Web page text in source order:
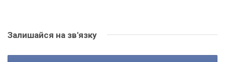
Залишайся на зв'язку